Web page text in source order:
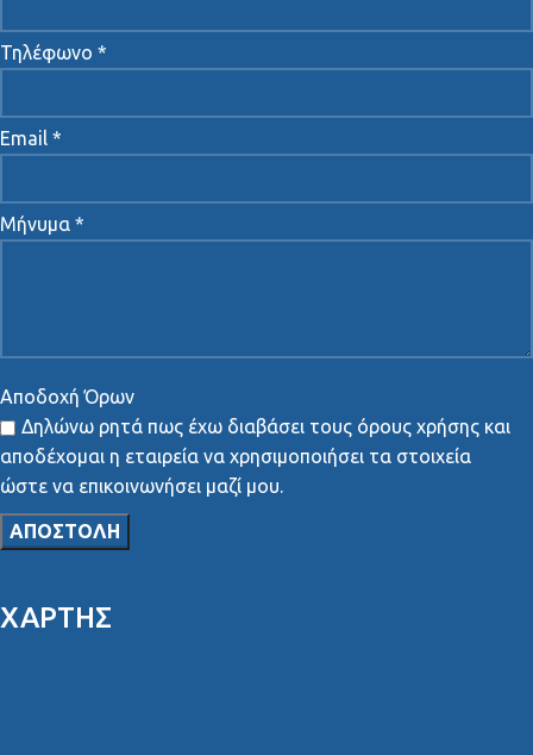
Τηλέφωνο *
Email *
Μήνυμα *
Αποδοχή Όρων
Δηλώνω ρητά πως έχω διαβάσει τους όρους χρήσης και
αποδέχομαι η εταιρεία να χρησιμοποιήσει τα στοιχεία
ώστε να επικοινωνήσει μαζί μου.
ΧΑΡΤΗΣ